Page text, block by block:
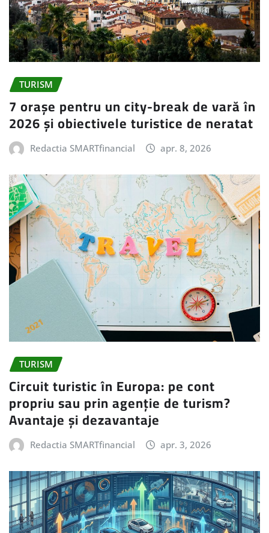
TURISM
7 orașe pentru un city-break de vară în
2026 și obiectivele turistice de neratat
Redactia SMARTfinancial apr. 8, 2026
TURISM
Circuit turistic în Europa: pe cont
propriu sau prin agenție de turism?
Avantaje și dezavantaje
Redactia SMARTfinancial apr. 3, 2026